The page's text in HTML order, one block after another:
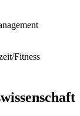
Fitness